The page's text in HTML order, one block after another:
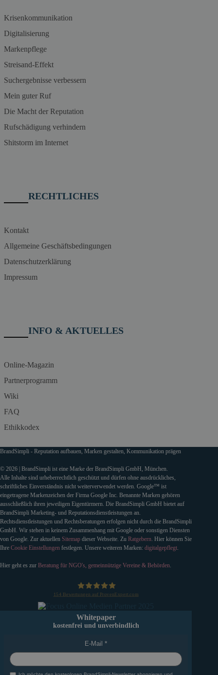
Krisenkommunikation
Digitalisierung
Markenpflege
Streisand-Effekt
Suchergebnisse verbessern
Mein guter Ruf
Die Macht der Reputation
Rufschädigung verhindern
Shitstorm im Internet
RECHTLICHES
Kontakt
Allgemeine Geschäftsbedingungen
Datenschutzerklärung
Impressum
INFO & AKTUELLES
Online-Magazin
Partnerprogramm
Wiki
FAQ
Ethikkodex
BrandSimpli - Reputation aufbauen, Marken gestalten, Kommunikation prägen
© 2026 | BrandSimpli ist eine Marke der BrandSimpli GmbH, München.
Alle Inhalte sind urheberrechtlich geschützt und dürfen ohne ausdrückliches,
schriftliches Einverständnis nicht weiterverwendet werden. Google™ ist
eingetragene Markenzeichen der Firma Google Inc. Benannte Marken gehören
ausschließlich ihren jeweiligen Eigentürmern. Die BrandSimpli GmbH bietet auf
BrandSimpli Marketing- und Reputationsdienstleistungen an.
Rechtsdienstleistungen und Rechtsberatungen erfolgen nicht durch die BrandSimpli
GmbH. Wir stehen in keinem Zusammenhang mit Google oder sonstigen Diensten
von Google. Zur aktuellen Sitemap dieser Webseite. Zu Ratgebern . Hier können Sie
Ihre Cookie Einstellungen festlegen. Unsere weiteren Marken: digitalgepflegt
Hier geht es zur Beratung für NGO's, gemeinnützige Vereine & Behörden
154 Bewertungen auf ProvenExpert.com
Whitepaper
kostenfrei und unverbindlich
E-Mail